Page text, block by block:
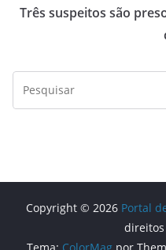
Três suspeitos são
Copyright © 2026 Portal
direitos